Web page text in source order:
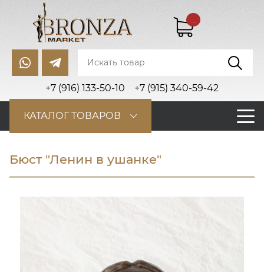
+7 (916) 133-50-10 +7 (915) 340-59-42
...
КАТАЛОГ ТОВАРОВ
Бюст "Ленин в ушанке"